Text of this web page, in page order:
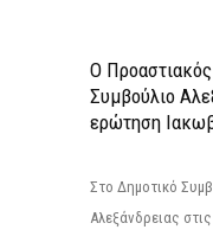
Ο
Συμβούλιο
ερώτηση
Στο Δημοτικό
Αλεξάνδρειας